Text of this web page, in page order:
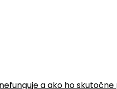
a ako ho